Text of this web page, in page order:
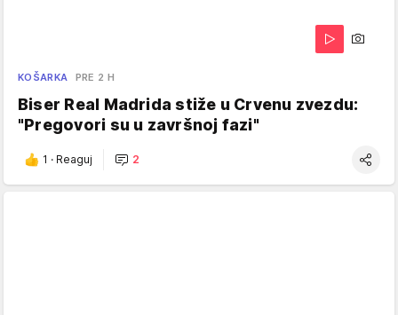
KOŠARKA PRE 2 H
Biser Real Madrida stiže u Crvenu zvezdu:
"Pregovori su u završnoj fazi"
1 · Reaguj 2